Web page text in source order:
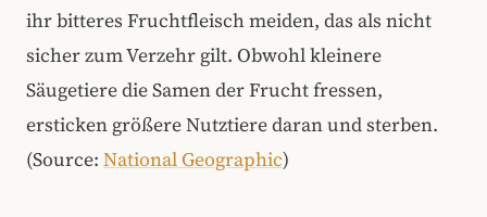
ihr bitteres Fruchtfleisch meiden, das als nicht
sicher zum Verzehr gilt. Obwohl kleinere
Säugetiere die Samen der Frucht fressen,
ersticken größere Nutztiere daran und sterben.
(Source: National Geographic)